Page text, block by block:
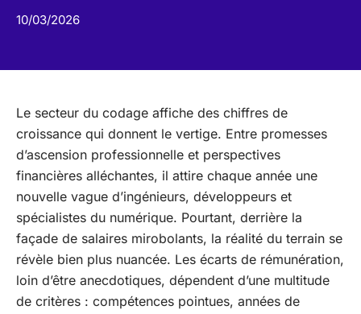
10/03/2026
Le secteur du codage affiche des chiffres de
croissance qui donnent le vertige. Entre promesses
d’ascension professionnelle et perspectives
financières alléchantes, il attire chaque année une
nouvelle vague d’ingénieurs, développeurs et
spécialistes du numérique. Pourtant, derrière la
façade de salaires mirobolants, la réalité du terrain se
révèle bien plus nuancée. Les écarts de rémunération,
loin d’être anecdotiques, dépendent d’une multitude
de critères : compétences pointues, années de